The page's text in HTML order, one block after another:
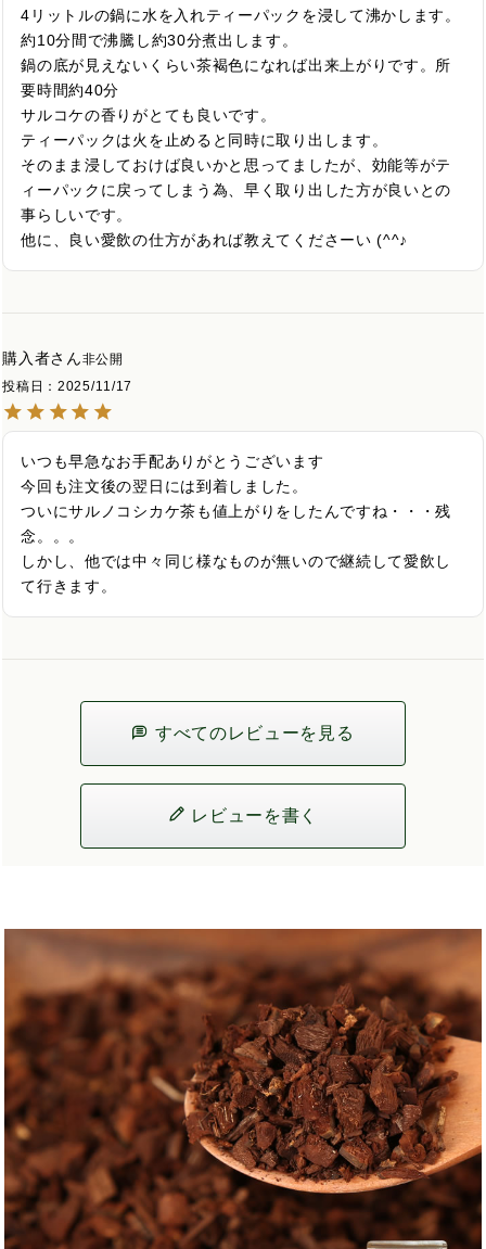
4リットルの鍋に水を入れティーパックを浸して沸かします。
約10分間で沸騰し約30分煮出します。
鍋の底が見えないくらい茶褐色になれば出来上がりです。所
要時間約40分
サルコケの香りがとても良いです。
ティーパックは火を止めると同時に取り出します。
そのまま浸しておけば良いかと思ってましたが、効能等がテ
ィーパックに戻ってしまう為、早く取り出した方が良いとの
事らしいです。
他に、良い愛飲の仕方があれば教えてくださーい (^^♪
購入者
非公開
投稿日
2025/11/17
いつも早急なお手配ありがとうございます
今回も注文後の翌日には到着しました。
ついにサルノコシカケ茶も値上がりをしたんですね・・・残
念。。。
しかし、他では中々同じ様なものが無いので継続して愛飲し
て行きます。
すべてのレビューを見る
レビューを書く